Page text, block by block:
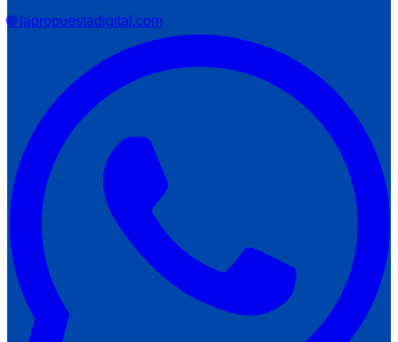
🌐 lapropuestadigital.com